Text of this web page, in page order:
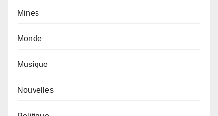
Mines
Monde
Musique
Nouvelles